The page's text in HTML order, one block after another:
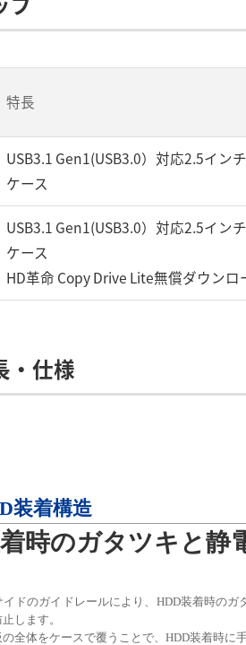
特長
USB3.1 Gen1(USB3.0）対応2.5イン
ケース
USB3.1 Gen1(USB3.0）対応2.5イン
ケース
HD革命 Copy Drive Lite無償ダウンロ
・仕様
装着構造
時のガタツキと静
ドのガイドレールにより、HDD装着時の
します。
の全体をケースで覆うことで、HDD装着時